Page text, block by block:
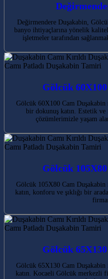
Değirmendere Duşakabin,
banyo ihtiyaçlarına yönelik
işletmeler tarafından
Gölcük
Gölcük 60X100 Cam
bir dokunuş katın. Estetik
çözümlerimizle yaşam
Gölcük
Gölcük 105X80 Cam
katın, konforu ve şıklığı bir
Gölcük
Gölcük 65X130 Cam
katın. Kocaeli Gölcük merkezli